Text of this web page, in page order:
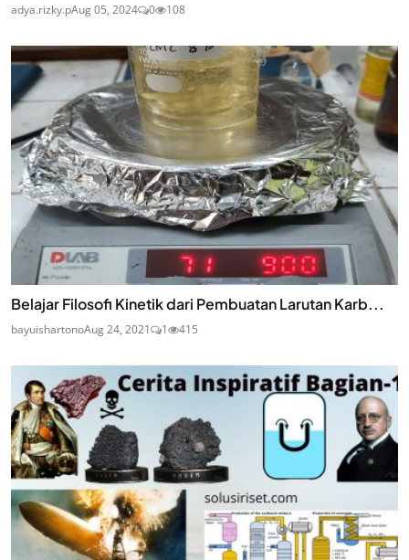
adya.rizky.pAug 05, 2024 0 108
Belajar Filosofi Kinetik dari Pembuatan Larutan Karb...
bayuishartonoAug 24, 2021 1 415